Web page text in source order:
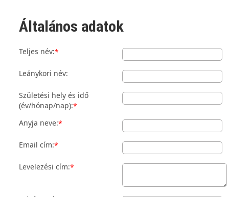
Általános adatok
Teljes név:*
Leánykori név:
Születési hely és idő
(év/hónap/nap):*
Anyja neve:*
Email cím:*
Levelezési cím:*